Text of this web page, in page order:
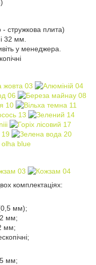
стружкова плита)
32 мм.
у менеджера.
комплектаціях:
мм);
мм;
мм;
мм;